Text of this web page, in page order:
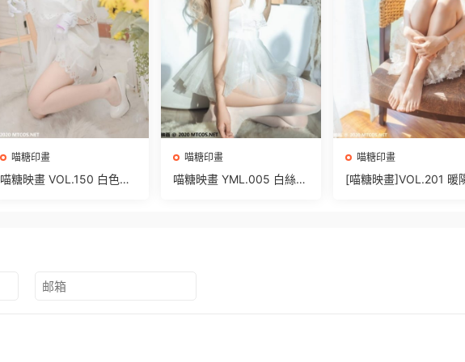
喵糖印畫
喵糖映畫 VOL.150 白色瑪
喵糖印畫
喵糖映畫 YML.005 白絲卡
喵糖印畫
[喵糖映畫]VOL.201 暖